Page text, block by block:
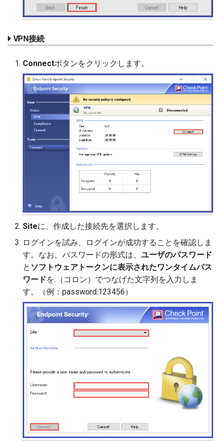
VPN接続
Connectボタンをクリックします。
Siteに、作成した接続先を選択します。
ログインを試み、ログインが成功することを確認しま
す。なお、パスワードの形式は、 ユーザのパスワード
と ソフトウェアトークンに表示されたワンタイムパス
ワードを:（コロン）でつなげた文字列を入力しま
す。（例：password:123456）